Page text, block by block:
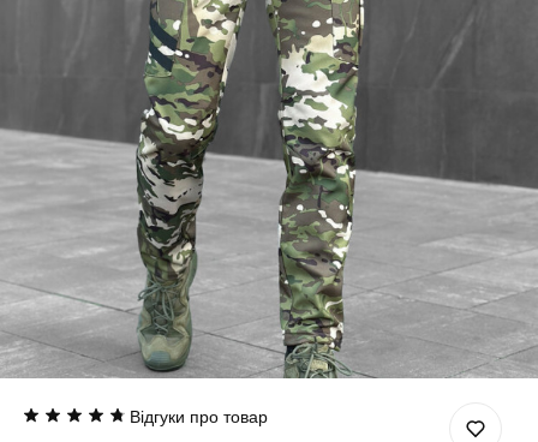
Відгуки про товар